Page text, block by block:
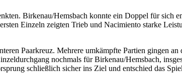
Birkenau/Hemsbach konnte ein Doppel für sich
Einzeln zeigten Trieb und Nacimiento starke
Paarkreuz. Mehrere umkämpfte Partien gingen an
nochmals für Birkenau/Hemsbach,
schließlich sicher ins Ziel und entschied das